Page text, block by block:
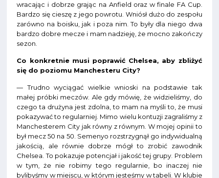
wracając i dobrze grając na Anfield oraz w finale FA Cup.
Bardzo się cieszę z jego powrotu. Wniósł dużo do zespołu
zarówno na boisku, jak i poza nim. To były dla niego dwa
bardzo dobre mecze i mam nadzieję, że mocno zakończy
sezon.
Co konkretnie musi poprawić Chelsea, aby zbliżyć
się do poziomu Manchesteru City?
— Trudno wyciągać wielkie wnioski na podstawie tak
małej próbki meczów. Ale gdy mówię, że widzieliśmy, do
czego ta drużyna jest zdolna, to mam na myśli to, że musi
pokazywać to regularniej. Mimo wielu kontuzji zagraliśmy z
Manchesterem City jak równy z równym. W mojej opinii to
był mecz 50 na 50. Semenyo rozstrzygnął go indywidualną
jakością, ale równie dobrze mógł to zrobić zawodnik
Chelsea. To pokazuje potencjał i jakość tej grupy. Problem
w tym, że nie robimy tego regularnie, bo inaczej nie
bylibyśmy w miejscu, w którym jesteśmy w tabeli. W klubie